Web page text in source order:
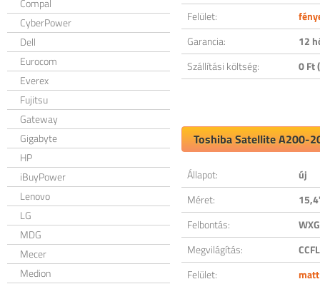
Compal
CyberPower
Dell
Eurocom
Everex
Fujitsu
Gateway
Gigabyte
HP
iBuyPower
Lenovo
LG
MDG
Mecer
Medion
Felület:
Garancia:
12
Szállítási költség:
0 Ft
Toshiba Satellite A200-
Állapot:
új
Méret:
Felbontás:
Megvilágítás:
CCFL
Felület:
matt